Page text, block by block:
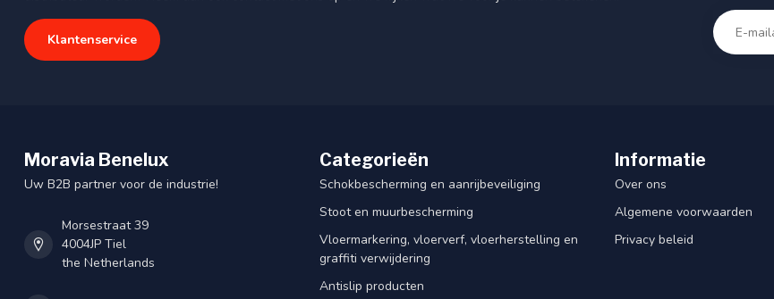
Klantenservice
Moravia Benelux
Uw B2B partner voor de industrie!
Morsestraat 39
4004JP Tiel
the Netherlands
Categorieën
Schokbescherming en aanrijbeveiliging
Stoot en muurbescherming
Vloermarkering, vloerverf, vloerherstelling en
graffiti verwijdering
Antislip producten
Informatie
Over ons
Algemene voorwaarden
Privacy beleid